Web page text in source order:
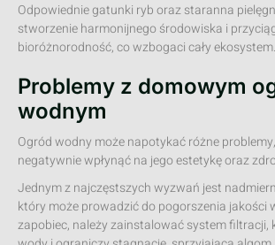
Odpowiednie gatunki ryb oraz staranna
stworzenie harmonijnego środowiska i
bioróżnorodność, co wzbogaci cały ekosystem.
Problemy z domowym
wodnym
Ogród wodny może napotykać różne
negatywnie wpłynąć na jego estetykę oraz
Jednym z najczęstszych wyzwań jest
który może prowadzić do pogorszenia jakości
zapobiec, należy zainstalować system filtracji,